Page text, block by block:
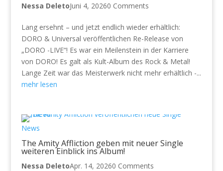
Nessa DeletoJuni 4, 20260 Comments
Lang ersehnt – und jetzt endlich wieder erhältlich:
DORO & Universal veröffentlichen Re-Release von
„DORO -LIVE“! Es war ein Meilenstein in der Karriere
von DORO! Es galt als Kult-Album des Rock & Metal!
Lange Zeit war das Meisterwerk nicht mehr erhältlich -...
mehr lesen
News
The Amity Affliction geben mit neuer Single
weiteren Einblick ins Album!
Nessa DeletoApr. 14, 20260 Comments